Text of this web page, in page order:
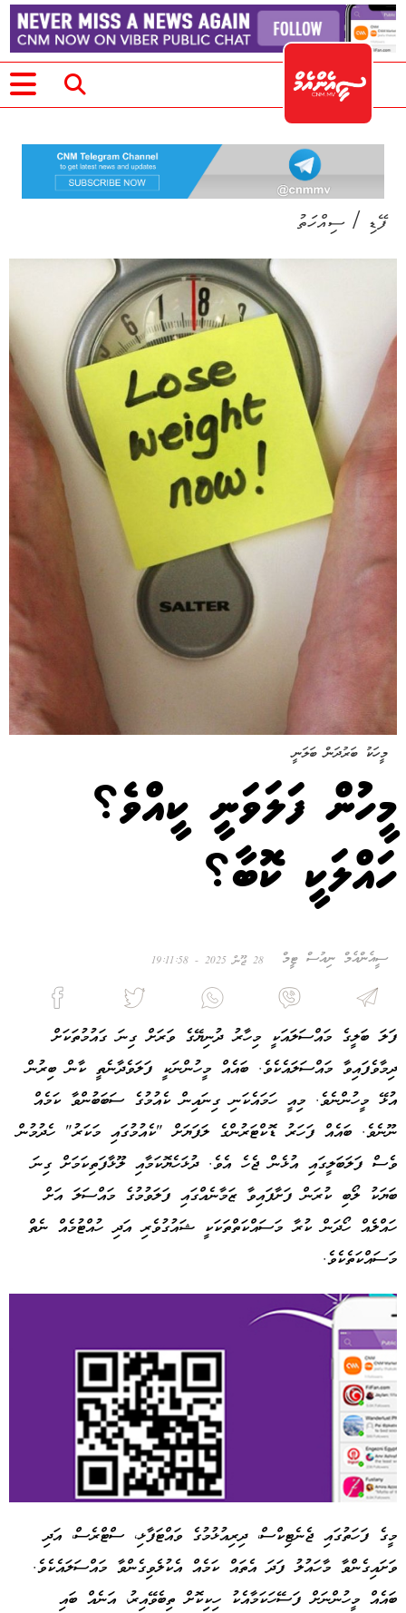
ފޭޑި / ސިއްހަތު
މީހަކު ބަރުދަން ބަލަނީ
މީހުން ފަލަވަނީ ކީއްވެ؟
ހައްލަކީ ކޮބާ؟
ސީއެންއެމް ނިއުސް ޓީމް 28 ޖޫން 2025 - 19:11:58
ފަލަ ބަލީގެ މައްސަލައަކީ މިހާރު ދުނިޔޭގެ ވަރަށް ގިނަ ގައުމުތަކަށް
ދިމާވެފައިވާ މައްސަލައެކެވެ. ބައެއް މީހުންނަކީ ފަލަވެދާނެތީ ކާން ބިރުން
އުޅޭ މީހުންނެވެ. މިއީ ހަމައެކަނި ގިނައިން ކެއުމުގެ ސަބަބުންވާ ކަމެއް
ނޫނެވެ. ބައެއް ފަހަރު ޑޮކްޓަރުންގެ ލަފަޔަށް "ކެއުމުގައި މަކަރު" ހެދުމުން
ވެސް ފަލަބަލީގައި އުޅެން ޖެހެ އެވެ. ދުޅަހެޔޮކަމާއި ލޫޅާފަތިކަމަށް ގިނަ
ބަޔަކު ލޯބި ކުރަން ފަށާފައިވާ ޒަމާނެއްގައި ފަލަވުމުގެ މައްސަލަ އަށް
ހައްލެއް ހޯދަން ކުރާ މަސައްކަތްތަކަކީ ޝައުގުވެރި އަދި ހުއްޓުމެއް ނެތް
މަސައްކަތެކެވެ.
Advertisement
މީގެ ފަހަތުގައި ޖެނެޓިކްސް، ދިރިއުޅުމުގެ ވައްޓަފާޅި، ސްޓްރެސް، އަދި
ވަށައިގެންވާ މާހައުލު ފަދަ އެތައް ކަމެއް އެކުލެވިގެންވާ މައްސަލައެކެވެ.
ބައެއް މީހުންނަށް ފަސޭހަކަމާއެކު ހިކިކޮށް ތިބެވޭއިރު، އަނެއް ބައި